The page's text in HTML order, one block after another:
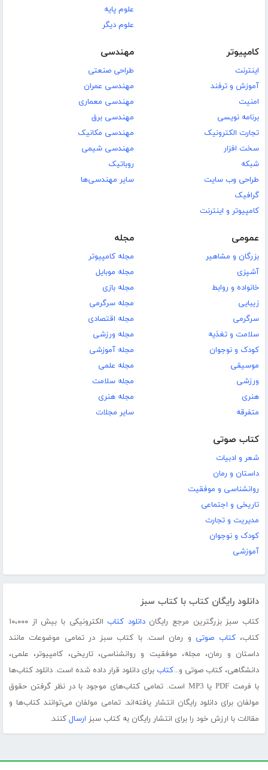
علوم پایه
علوم دیگر
کامپیوتر
اینترنت
آموزش و ترفند
امنیت
برنامه نویسی
تجارت الکترونیک
سخت افزار
شبکه
طراحی وب سایت
گرافیک
کامپیوتر و اینترنت
مهندسی
طراحی صنعتی
مهندسی عمران
مهندسی معماری
مهندسی برق
مهندسی مکانیک
مهندسی شیمی
روباتیک
سایر مهندسی‌ها
عمومی
بزرگان و مشاهیر
آشپزی
خانواده و روابط
زیبایی
سرگرمی
سلامت و تغذیه
کودک و نوجوان
موسیقی
ورزشی
هنری
متفرقه
مجله
مجله کامپیوتر
مجله موبایل
مجله بازی
مجله سرگرمی
مجله اقتصادی
مجله ورزشی
مجله آموزشی
مجله علمی
مجله سلامت
مجله هنری
سایر مجلات
کتاب صوتی
شعر و ادبیات
داستان و رمان
روانشناسی و موفقیت
تاریخی و اجتماعی
مدیریت و تجارت
کودک و نوجوان
آموزشی
دانلود رایگان کتاب با کتاب سبز
کتاب سبز بزرگترین مرجع رایگاندانلود کتاب
الکترونیکی با بیش از ۱۰،۰۰۰
کتاب،کتاب صوتی و رمان است. با کتاب سبز در تمامی موضوعات مانند
داستان و رمان، مجله، موفقیت و روانشناسی، تاریخی، کامپیوتر، علمی،
دانشگاهی، کتاب صوتی و...کتاب برای دانلود قرار داده شده است. دانلود کتاب‌ها
با فرمت PDF یا MP3 است. تمامی کتاب‌های موجود با در نظر گرفتن حقوق
مولفان برای دانلود رایگان انتشار یافته‌اند. تمامی مولفان می‌توانند کتاب‌ها و
مقالات با ارزش خود را برای انتشار رایگان به کتاب سبز ارسال کنند.